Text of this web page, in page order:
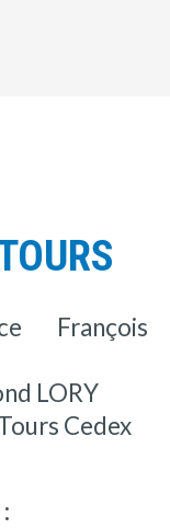
François
LORY
Cedex